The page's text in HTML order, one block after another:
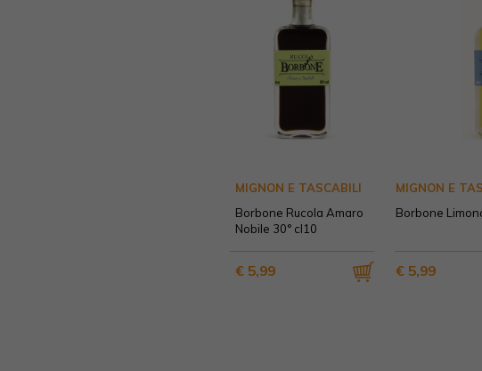
MIGNON E TASCABILI
Borbone Rucola Amaro
Nobile 30° cl10
€ 5,99
MIGNON E
Borbone
€ 5,99